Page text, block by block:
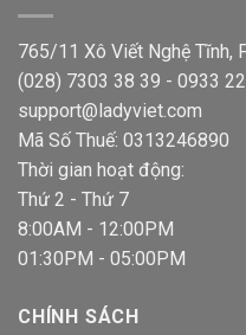
765/11 Xô Viết Nghệ Tĩnh,
(028) 7303 38 39 - 0933
support@ladyviet.com
Mã Số Thuế: 0313246890
Thời gian hoạt động:
Thứ 2 - Thứ 7
8:00AM - 12:00PM
01:30PM - 05:00PM
CHÍNH SÁCH